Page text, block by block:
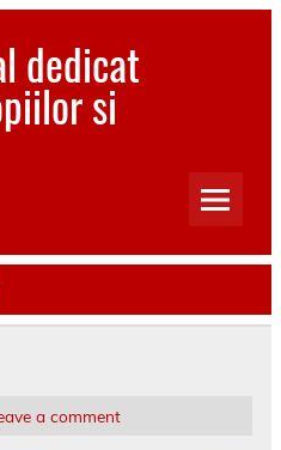
dedicat
si
a comment